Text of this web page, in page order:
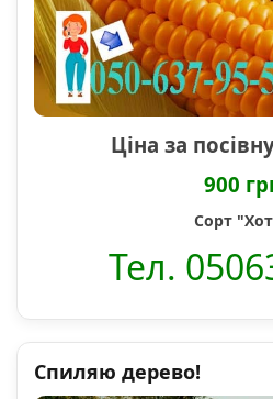
Ціна за
900
Сорт
Тел.
Спиляю дерево!